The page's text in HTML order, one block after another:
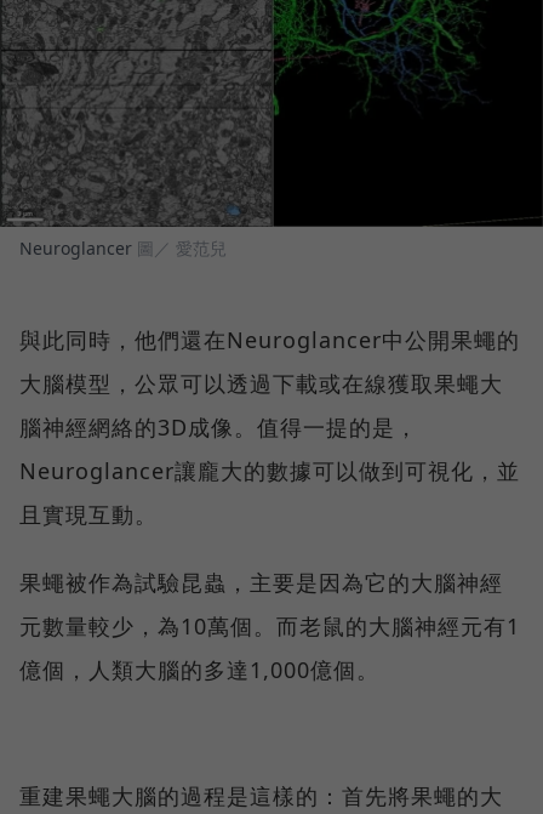
Neuroglancer 圖／ 愛范兒
與此同時，他們還在Neuroglancer中公開果蠅的
大腦模型，公眾可以透過下載或在線獲取果蠅大
腦神經網絡的3D成像。值得一提的是，
Neuroglancer讓龐大的數據可以做到可視化，並
且實現互動。
果蠅被作為試驗昆蟲，主要是因為它的大腦神經
元數量較少，為10萬個。而老鼠的大腦神經元有1
億個，人類大腦的多達1,000億個。
重建果蠅大腦的過程是這樣的：首先將果蠅的大